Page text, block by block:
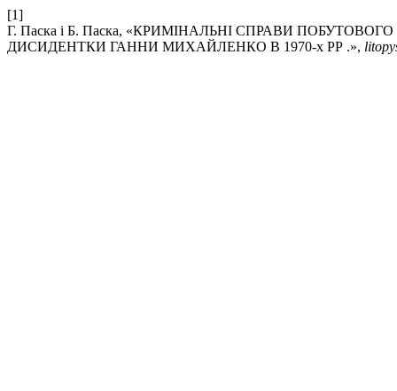
[1]
Г. Паска і Б. Паска, «КРИМІНАЛЬНІ СПРАВИ
ДИСИДЕНТКИ ГАННИ МИХАЙЛЕНКО В 1970-х РР .»,